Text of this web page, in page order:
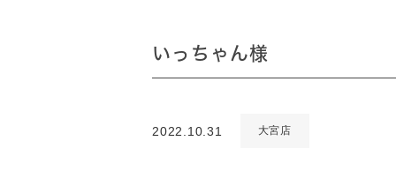
いっちゃん様
2022.10.31 大宮店